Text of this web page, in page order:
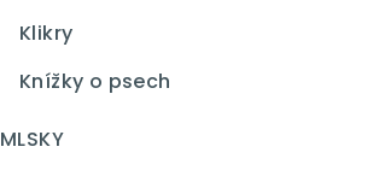
Klikry
Knížky o psech
MLSKY